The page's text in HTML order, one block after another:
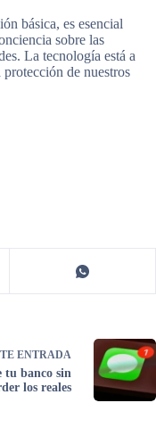
básica, es esencial
sobre las
La tecnología está a
de nuestros
ENTRADA
tu banco sin
los reales